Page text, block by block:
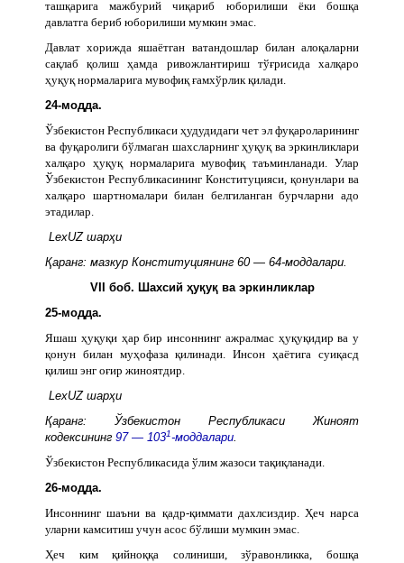
ташқарига мажбурий чиқариб юборилиши ёки бошқа
давлатга бериб юборилиши мумкин эмас.
Давлат хорижда яшаётган ватандошлар билан алоқаларни
сақлаб қолиш ҳамда ривожлантириш тўғрисида халқаро
ҳуқуқ нормаларига мувофиқ ғамхўрлик қилади.
24-модда.
Ўзбекистон Республикаси ҳудудидаги чет эл фуқароларининг
ва фуқаролиги бўлмаган шахсларнинг ҳуқуқ ва эркинликлари
халқаро ҳуқуқ нормаларига мувофиқ таъминланади. Улар
Ўзбекистон Республикасининг Конституцияси, қонунлари ва
халқаро шартномалари билан белгиланган бурчларни адо
этадилар.
LexUZ шарҳи
Қаранг: мазкур Конституциянинг 60 — 64-моддалари.
VII боб. Шахсий ҳуқуқ ва эркинликлар
25-модда.
Яшаш ҳуқуқи ҳар бир инсоннинг ажралмас ҳуқуқидир ва у
қонун билан муҳофаза қилинади. Инсон ҳаётига суиқасд
қилиш энг оғир жиноятдир.
LexUZ шарҳи
Қаранг: Ўзбекистон Республикаси Жиноят
кодексининг 97 — 1031-моддалари.
Ўзбекистон Республикасида ўлим жазоси тақиқланади.
26-модда.
Инсоннинг шаъни ва қадр-қиммати дахлсиздир. Ҳеч нарса
уларни камситиш учун асос бўлиши мумкин эмас.
Ҳеч ким қийноққа солиниши, зўравонликка, бошқа